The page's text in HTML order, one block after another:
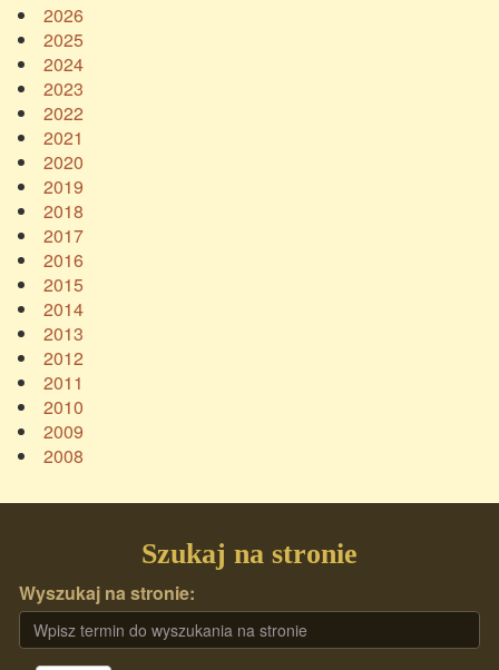
2026
2025
2024
2023
2022
2021
2020
2019
2018
2017
2016
2015
2014
2013
2012
2011
2010
2009
2008
Szukaj na stronie
Wyszukaj na stronie: